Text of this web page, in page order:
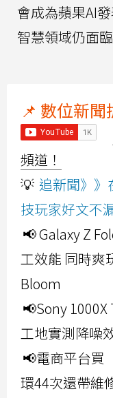
會成為蘋果AI
智慧領域仍面
📌 數位新聞
頻道！
💡 追新聞》》
技玩家好文不
📢 Galaxy Z
工效能 同時爽
Bloom
📢Sony 1000X
工地實測降噪
📢電商平台買
環44次還帶維